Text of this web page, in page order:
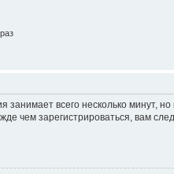
всего несколько минут,
чем зарегистрироваться, вам